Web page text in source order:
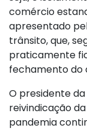
comércio
apresentado
trânsito, que,
praticamente
fechamento do
O presidente
reivindicação
pandemia